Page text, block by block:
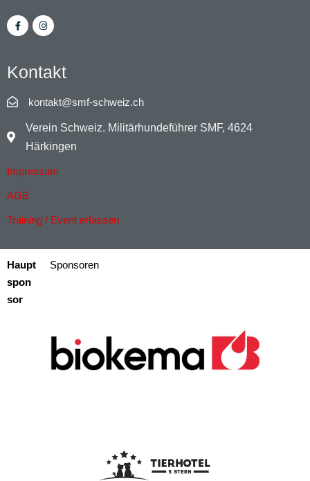
Kontakt
kontakt@smf-schweiz.ch
Verein Schweiz. Militärhundeführer SMF, 4624
Härkingen
Impressum
AGB
Training / Event erfassen
Haupt
spon
sor
Sponsoren